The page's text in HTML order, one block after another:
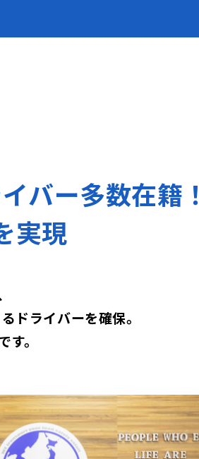
バー多数在籍！
実現
ドライバーを確保。
。